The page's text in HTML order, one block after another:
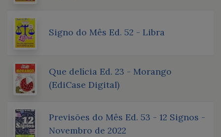
Signo do Mês Ed. 52 - Libra
Que delícia Ed. 23 - Morango
(EdiCase Digital)
Previsões do Mês Ed. 53 - 12 Signos -
Novembro de 2022